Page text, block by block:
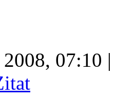
2008, 07:10 |